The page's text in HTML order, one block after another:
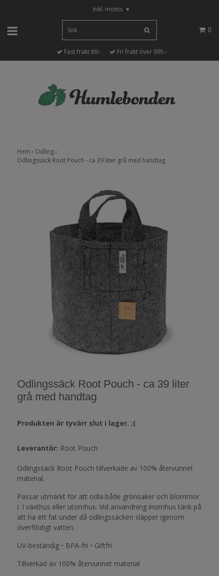
Inkl. moms ▾
0
Fast frakt 89:- Fri frakt över 995:-
Hem › Odling›
Odlingssäck Root Pouch - ca 39 liter grå med handtag
Odlingssäck Root Pouch - ca 39 liter
grå med handtag
Produkten är tyvärr slut i lager. :(
Leverantör: Root Pouch
Odlingssäck Root Pouch tillverkade av 100% återvunnet
material.
Passar utmärkt för att odla både grönsaker och blommor
i. I växthus eller utomhus. Vid användning inomhus tänk på
att ha ett fat under då odlingssäcken släpper igenom
överflödigt vatten.
UV-beständig • BPA-fri • Giftfri
Tillverkad av 100% återvunnet material